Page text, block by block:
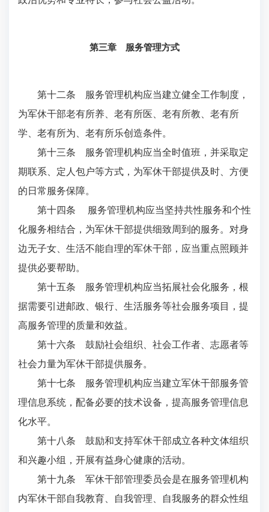
第三章 服务管理方式
第十二条 服务管理机构应当建立健全工作制度，
为军休干部老有所养、老有所医、老有所教、老有所
学、老有所为、老有所乐创造条件。
第十三条 服务管理机构应当全时值班，并采取定
期联系、定人包户等方式，为军休干部提供及时、方便
的日常服务保障。
第十四条 服务管理机构应当坚持共性服务和个性
化服务相结合，为军休干部提供细致周到的服务。对身
边无子女、生活不能自理的军休干部，应当重点照顾并
提供必要帮助。
第十五条 服务管理机构应当拓展社会化服务，根
据需要引进邮政、银行、生活服务等社会服务项目，提
高服务管理的质量和效益。
第十六条 鼓励社会组织、社会工作者、志愿者等
社会力量为军休干部提供服务。
第十七条 服务管理机构应当建立军休干部服务管
理信息系统，配备必要的技术设备，提高服务管理信息
化水平。
第十八条 鼓励和支持军休干部成立各种文体组织
和兴趣小组，开展有益身心健康的活动。
第十九条 军休干部管理委员会是在服务管理机构
内军休干部自我教育、自我管理、自我服务的群众性组